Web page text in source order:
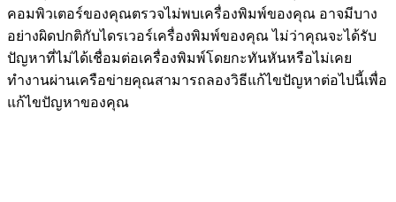
คอมพิวเตอร์ของคุณตรวจไม่พบเครื่องพิมพ์ของคุณ อาจมีบาง
อย่างผิดปกติกับไดรเวอร์เครื่องพิมพ์ของคุณ ไม่ว่าคุณจะได้รับ
ปัญหาที่ไม่ได้เชื่อมต่อเครื่องพิมพ์โดยกะทันหันหรือไม่เคย
ทำงานผ่านเครือข่ายคุณสามารถลองวิธีแก้ไขปัญหาต่อไปนี้เพื่อ
แก้ไขปัญหาของคุณ